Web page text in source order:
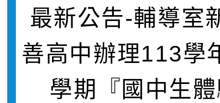
動辦法」
轉知臺中市政府政風處
城市手牽手，綠能透明
畫影片一案
劇比賽實施要點」及修
表
轉知：桃園市115年度
敬師藝文競賽』實施計
【甄選結果(第11招)】
最新公告-輔導室
善高中辦理113學
學期『國中生